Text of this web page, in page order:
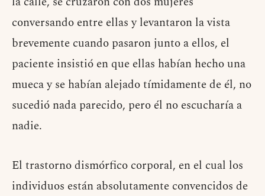
conversando entre ellas y levantaron la vista
brevemente cuando pasaron junto a ellos, el
paciente insistió en que ellas habían hecho una
mueca y se habían alejado tímidamente de él, no
sucedió nada parecido, pero él no escucharía a
nadie.
El trastorno dismórfico corporal, en el cual los
individuos están absolutamente convencidos de